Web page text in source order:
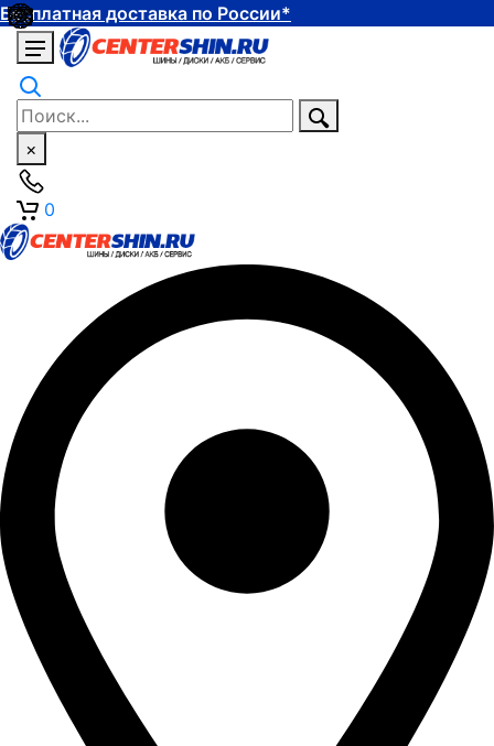
Бесплатная доставка по России*
×
0